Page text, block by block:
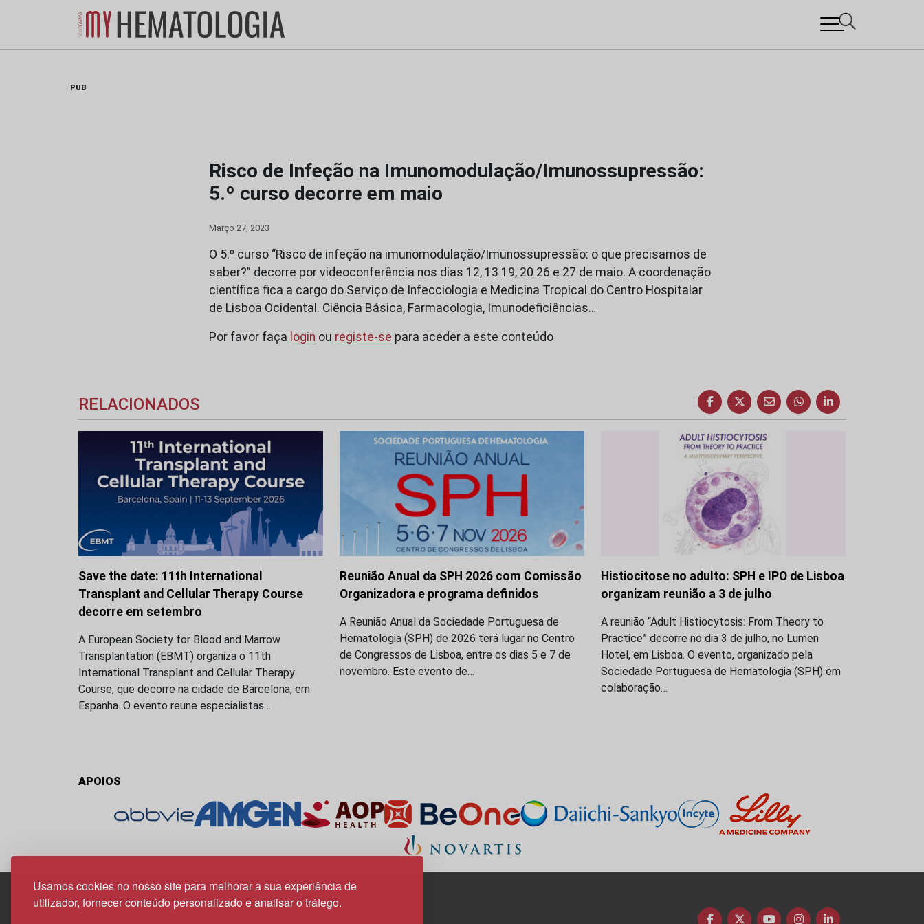
Usamos cookies no nosso site para melhorar a sua experiência de
utilizador, fornecer conteúdo personalizado e analisar o tráfego.
PUB
Risco de Infeção na Imunomodulação/Imunossupressão:
5.º curso decorre em maio
Março 27, 2023
O 5.º curso “Risco de infeção na imunomodulação/Imunossupressão: o que precisamos de
saber?” decorre por videoconferência nos dias 12, 13 19, 20 26 e 27 de maio. A coordenação
científica fica a cargo do Serviço de Infecciologia e Medicina Tropical do Centro Hospitalar
de Lisboa Ocidental. Ciência Básica, Farmacologia, Imunodeficiências…
Por favor faça login ou registe-se para aceder a este conteúdo
RELACIONADOS
Save the date: 11th International
Transplant and Cellular Therapy Course
decorre em setembro
A European Society for Blood and Marrow
Transplantation (EBMT) organiza o 11th
International Transplant and Cellular Therapy
Course, que decorre na cidade de Barcelona, em
Espanha. O evento reune especialistas…
Reunião Anual da SPH 2026 com Comissão
Organizadora e programa definidos
A Reunião Anual da Sociedade Portuguesa de
Hematologia (SPH) de 2026 terá lugar no Centro
de Congressos de Lisboa, entre os dias 5 e 7 de
novembro. Este evento de…
Histiocitose no adulto: SPH e IPO de Lisboa
organizam reunião a 3 de julho
A reunião “Adult Histiocytosis: From Theory to
Practice” decorre no dia 3 de julho, no Lumen
Hotel, em Lisboa. O evento, organizado pela
Sociedade Portuguesa de Hematologia (SPH) em
colaboração…
APOIOS